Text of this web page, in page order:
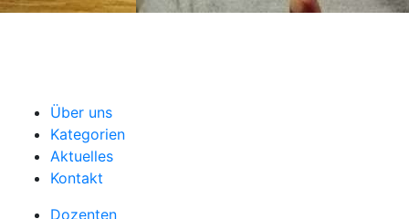
Über uns
Kategorien
Aktuelles
Kontakt
Dozenten